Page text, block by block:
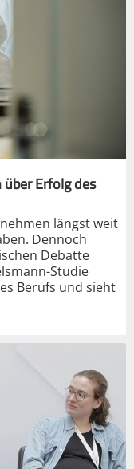
Erfolg des
längst weit
Dennoch
Debatte
Studie
Berufs und sieht